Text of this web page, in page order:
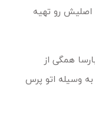
اصلیش رو تهیه
همگی از
وسیله اتو پرس